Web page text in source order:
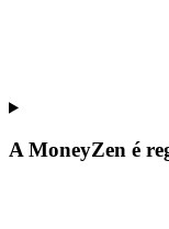
A MoneyZen é